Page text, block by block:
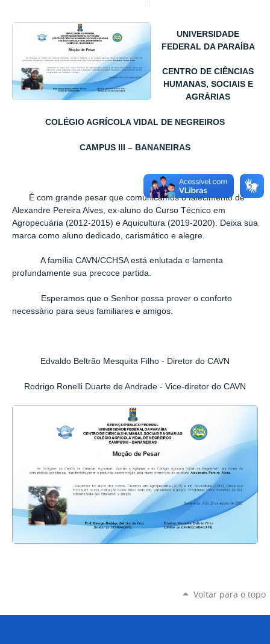
UNIVERSIDADE
FEDERAL DA PARAÍBA
CENTRO DE CIÊNCIAS
HUMANAS, SOCIAIS E
AGRÁRIAS
COLÉGIO AGRÍCOLA VIDAL DE NEGREIROS
CAMPUS III – BANANEIRAS
É com grande pesar que comunicamos o falecimento de
Alexandre Pereira Alves, ex-aluno do Curso Técnico em
Agropecuária (2012-2015) e Aquicultura (2019-2020). Deixa sua
marca como aluno dedicado, carismático e alegre.
A família CAVN/CCHSA está enlutada e lamenta
profundamente sua precoce partida.
Esperamos que o Senhor possa prover o conforto
necessário para seus familiares e amigos.
Edvaldo Beltrão Mesquita Filho - Diretor do CAVN
Rodrigo Ronelli Duarte de Andrade - Vice-diretor do CAVN
Voltar para o topo